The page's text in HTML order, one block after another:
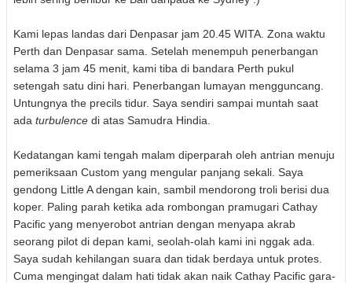
Kami lepas landas dari Denpasar jam 20.45 WITA. Zona waktu
Perth dan Denpasar sama. Setelah menempuh penerbangan
selama 3 jam 45 menit, kami tiba di bandara Perth pukul
setengah satu dini hari. Penerbangan lumayan mengguncang.
Untungnya the precils tidur. Saya sendiri sampai muntah saat
ada turbulence di atas Samudra Hindia.
Kedatangan kami tengah malam diperparah oleh antrian menuju
pemeriksaan Custom yang mengular panjang sekali. Saya
gendong Little A dengan kain, sambil mendorong troli berisi dua
koper. Paling parah ketika ada rombongan pramugari Cathay
Pacific yang menyerobot antrian dengan menyapa akrab
seorang pilot di depan kami, seolah-olah kami ini nggak ada.
Saya sudah kehilangan suara dan tidak berdaya untuk protes.
Cuma mengingat dalam hati tidak akan naik Cathay Pacific gara-